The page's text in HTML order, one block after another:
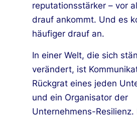
reputationsstärker – vor
drauf ankommt. Und es
häufiger drauf an.
In einer Welt, die sich
verändert, ist
Rückgrat eines jeden
und ein Organisator der
Unternehmens-Resilienz.